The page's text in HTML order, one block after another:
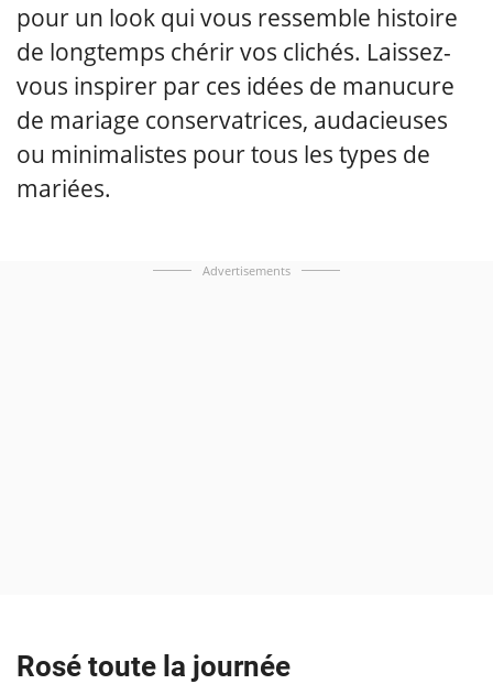
pour un look qui vous ressemble histoire
de longtemps chérir vos clichés. Laissez-
vous inspirer par ces idées de manucure
de mariage conservatrices, audacieuses
ou minimalistes pour tous les types de
mariées.
Advertisements
Rosé toute la journée